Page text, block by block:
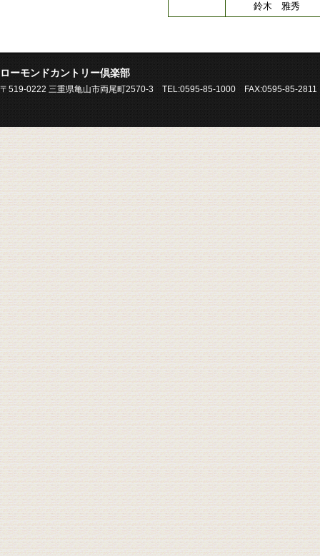
鈴木 雅秀
ローモンドカントリー倶楽部
〒519-0222 三重県亀山市両尾町2570-3 TEL:0595-85-1000 FAX:0595-85-2811